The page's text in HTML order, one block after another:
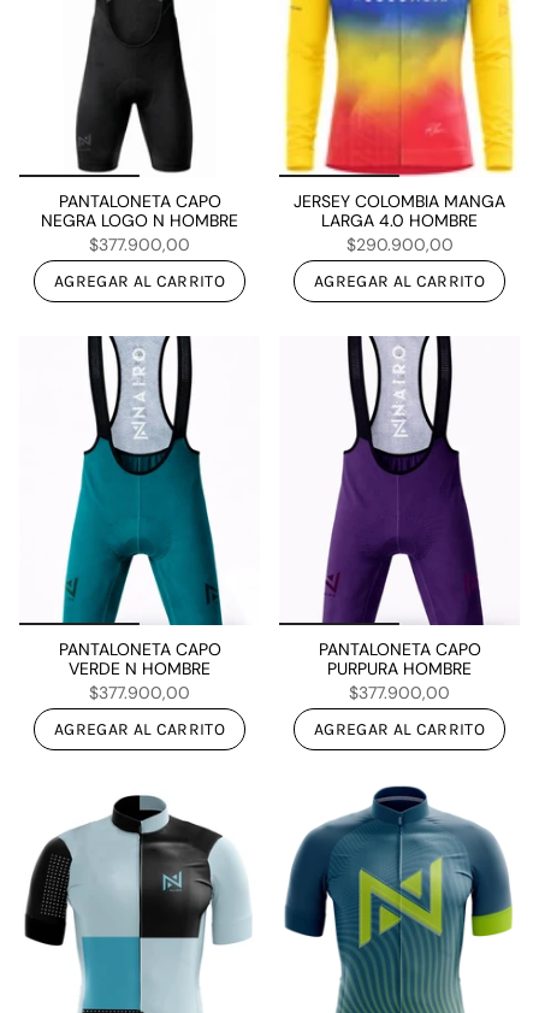
PANTALONETA CAPO
NEGRA LOGO N HOMBRE
$377.900,00
AGREGAR AL CARRITO
JERSEY COLOMBIA MANGA
LARGA 4.0 HOMBRE
$290.900,00
AGREGAR AL CARRITO
PANTALONETA CAPO
VERDE N HOMBRE
$377.900,00
AGREGAR AL CARRITO
PANTALONETA CAPO
PURPURA HOMBRE
$377.900,00
AGREGAR AL CARRITO